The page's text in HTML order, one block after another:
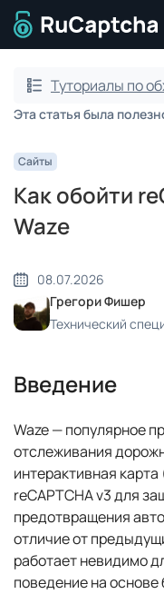
Перейти на главную
Туториалы по
Эта статья была
Сайты
Как обойти
Waze
08.07.2026
Грегори Фишер
Технический
Введение
Waze — популярное
отслеживания
интерактивная
reCAPTCHA v3 для
предотвращения
отличие от
работает невидимо
поведение на основе